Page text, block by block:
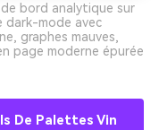
bord analytique sur
dark-mode avec
graphes mauves,
page moderne épurée
De Palettes Vin